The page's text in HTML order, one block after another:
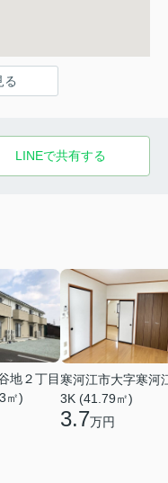
る
LINEで共有する
地２丁目
㎡)
寒河江市大字寒河
3K (41.79㎡)
3.7万円